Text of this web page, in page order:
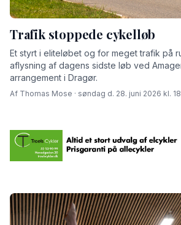
Trafik stoppede cykelløb
Et styrt i eliteløbet og for meget trafik på
aflysning af dagens sidste løb ved
arrangement i Dragør.
Af Thomas Mose · søndag d. 28. juni 2026 kl.